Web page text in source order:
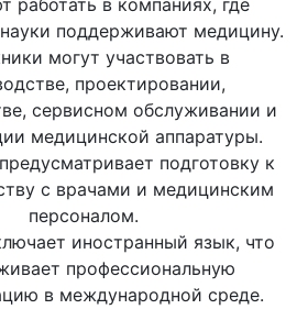
работать в компаниях, где
поддерживают медицину.
могут участвовать в
проектировании,
сервисном обслуживании и
медицинской аппаратуры.
подготовку к
с врачами и медицинским
персоналом.
иностранный язык, что
профессиональную
в международной среде.